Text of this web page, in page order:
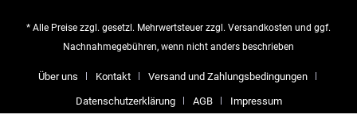
* Alle Preise zzgl. gesetzl. Mehrwertsteuer zzgl. Versandkosten und ggf.
Nachnahmegebühren, wenn nicht anders beschrieben
Über uns Kontakt Versand und Zahlungsbedingungen
Datenschutzerklärung AGB Impressum